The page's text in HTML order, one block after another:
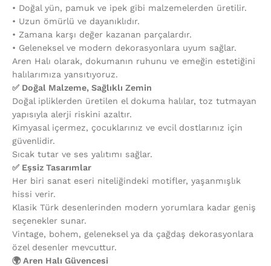
•⁠ ⁠Doğal yün, pamuk ve ipek gibi malzemelerden üretilir.
•⁠ ⁠Uzun ömürlü ve dayanıklıdır.
•⁠ ⁠Zamana karşı değer kazanan parçalardır.
•⁠ ⁠Geleneksel ve modern dekorasyonlara uyum sağlar.
Aren Halı olarak, dokumanın ruhunu ve emeğin estetiğini
halılarımıza yansıtıyoruz.
✅ Doğal Malzeme, Sağlıklı Zemin
Doğal ipliklerden üretilen el dokuma halılar, toz tutmayan
yapısıyla alerji riskini azaltır.
Kimyasal içermez, çocuklarınız ve evcil dostlarınız için
güvenlidir.
Sıcak tutar ve ses yalıtımı sağlar.
✅ Eşsiz Tasarımlar
Her biri sanat eseri niteliğindeki motifler, yaşanmışlık
hissi verir.
Klasik Türk desenlerinden modern yorumlara kadar geniş
seçenekler sunar.
Vintage, bohem, geleneksel ya da çağdaş dekorasyonlara
özel desenler mevcuttur.
🌍 Aren Halı Güvencesi